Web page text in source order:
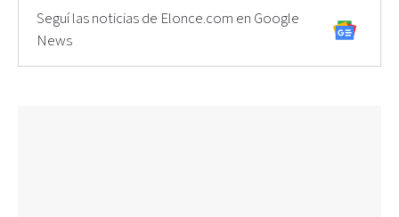
Seguí las noticias de Elonce.com en Google
News